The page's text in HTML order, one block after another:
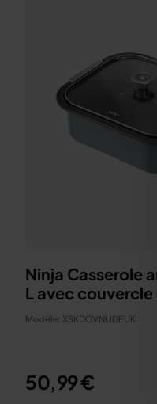
Ninja Casserole
L avec couvercle
Modèle: XSKDOVNLIDEUK
50,99 €